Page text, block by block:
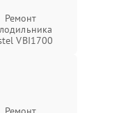
Ремонт
VBI1700